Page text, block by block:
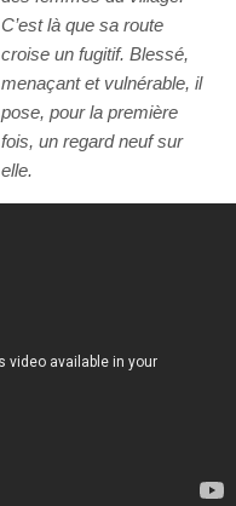
C’est là que sa route
croise un fugitif. Blessé,
menaçant et vulnérable, il
pose, pour la première
fois, un regard neuf sur
elle.